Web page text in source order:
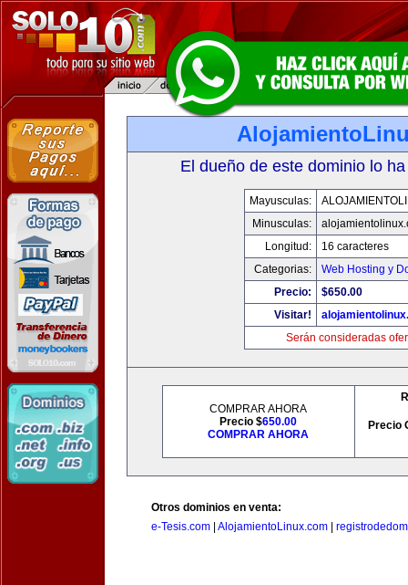
El dueño de este dominio lo
Mayusculas:
Minusculas:
Longitud:
16 caracteres
Categorias:
Web Hosting y
Precio:
$650.00
Visitar!
Serán consideradas
COMPRAR AHORA
Precio $650.00
COMPRAR AHORA
Precio
Otros dominios en venta:
e-Tesis.com AlojamientoLinux.com